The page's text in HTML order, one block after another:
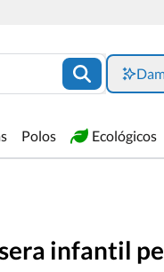
Polos Ecológicos
infantil